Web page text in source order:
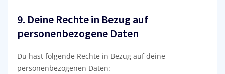
9. Deine Rechte in Bezug auf
personenbezogene Daten
Du hast folgende Rechte in Bezug auf deine
personenbezogenen Daten: